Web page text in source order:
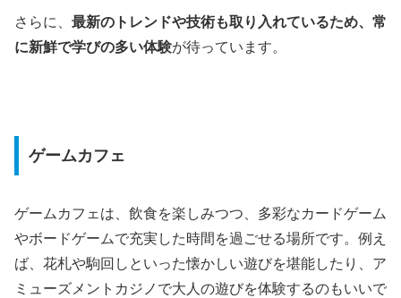
さらに、 最新のトレンドや技術も取り入れているため、常
に新鮮で学びの多い体験が待っています。
ゲームカフェ
ゲームカフェは、飲食を楽しみつつ、多彩なカードゲーム
やボードゲームで充実した時間を過ごせる場所です。例え
ば、花札や駒回しといった懐かしい遊びを堪能したり、ア
ミューズメントカジノで大人の遊びを体験するのもいいで